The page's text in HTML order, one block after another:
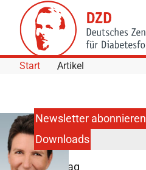
Skip to Content
Start Artikel
Veranstaltung
zum
Weltdiabetestag
Newsletter abonnieren
Downloads